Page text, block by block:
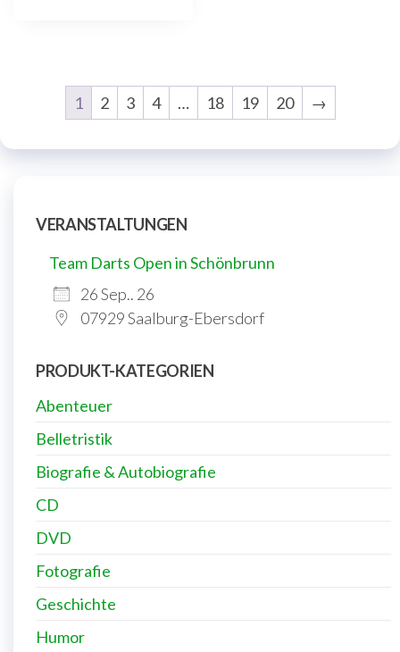
1 2 3 4 … 18 19 20 →
VERANSTALTUNGEN
Team Darts Open in Schönbrunn
26 Sep.. 26
07929 Saalburg-Ebersdorf
PRODUKT-KATEGORIEN
Abenteuer
Belletristik
Biografie & Autobiografie
CD
DVD
Fotografie
Geschichte
Humor